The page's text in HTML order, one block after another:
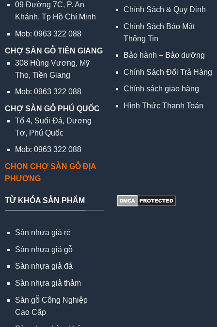
09 Đường 7C, P. An
Khánh, Tp Hồ Chí Minh
Mob: 0963 322 088
CHỢ SÀN GỖ TIỀN GIANG
308 Hùng Vương, Mỹ
Tho, Tiền Giang
Mob: 0963 322 088
CHỢ SÀN GỖ PHÚ QUỐC
Tổ 4, Suối Đá, Dương
Tơ, Phú Quốc
Mob: 0963 322 088
CHỌN CHỢ SÀN GỖ ĐỊA
PHƯƠNG
Chính Sách & Quy Định
Chính Sách Bảo Mật
Thông Tin
Bảo hành – Bảo dưỡng
Chính Sách Đổi Trả Hàng
Chính sách giao hàng
Hình Thức Thanh Toán
TỪ KHÓA SẢN PHẨM
Sàn nhựa giá rẻ
Sàn nhựa giả gỗ
Sàn nhựa giả đá
Sàn nhựa giả thảm
Sàn gỗ Công Nghiệp
Cao Cấp